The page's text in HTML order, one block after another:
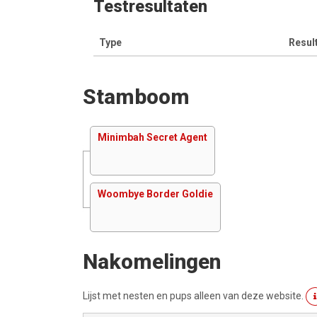
Testresultaten
Type
Stamboom
Minimbah Secret Agent
Woombye Border Goldie
Nakomelingen
Lijst met nesten en pups alleen van deze website.